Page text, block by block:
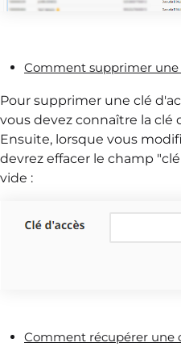
Comment supprimer une
Pour supprimer une clé
vous devez connaître la clé
Ensuite, lorsque vous
devrez effacer le champ
vide :
Comment récupérer une